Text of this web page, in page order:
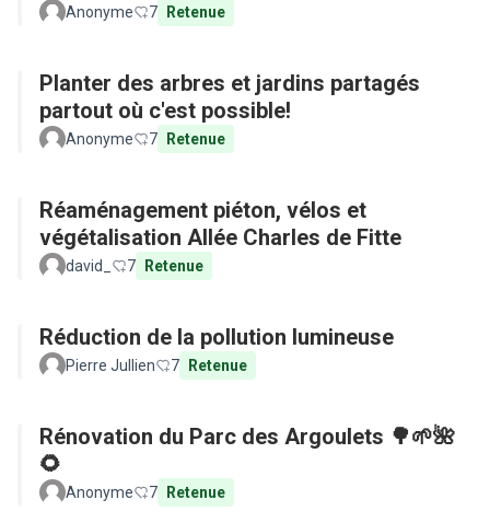
Anonyme 7 Retenue
Planter des arbres et jardins partagés
partout où c'est possible!
Anonyme 7 Retenue
Réaménagement piéton, vélos et
végétalisation Allée Charles de Fitte
david_ 7 Retenue
Réduction de la pollution lumineuse
Pierre Jullien 7 Retenue
Rénovation du Parc des Argoulets 🌳🌱🌺
🌻
Anonyme 7 Retenue